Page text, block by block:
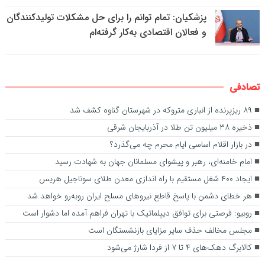
پزشکیان: تمام توانم را برای حل مشکلات تولیدکنندگان
و فعالان اقتصادی به‌کار گرفته‌ام
تصادفی
۸۹ ریزپرنده از انباری متروکه در شهرستان گناوه کشف شد
ذخیره ۳۸ میلیون تن طلا در آذربایجان شرقی
در بازار اقلام اساسی ایام محرم چه می‌گذرد؟
امام خامنه‌ای، رهبر و پیشوای مسلمانان جهان به شهادت رسید
ایجاد ۴۰۰ شغل مستقیم با راه اندازی معدن طلای سوناجیل هریس
هر خطای دشمن با پاسخ قاطع نیروهای مسلح ایران روبه‌رو خواهد شد
روبیو: فرصتی برای توافق دیپلماتیک با تهران فراهم آمده اما دشوار است
مجلس مخالف حذف سایر مزایای بازنشستگان است
کالابرگ دهک‌های ۴ تا ۷ از فردا شارژ می‌شود